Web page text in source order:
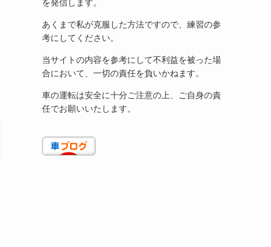
を発信します。
あくまで私が克服した方法ですので、練習の参
考にしてください。
当サイトの内容を参考にして不利益を被った場
合において、一切の責任を負いかねます。
車の運転は安全に十分ご注意の上、ご自身の責
任でお願いいたします。